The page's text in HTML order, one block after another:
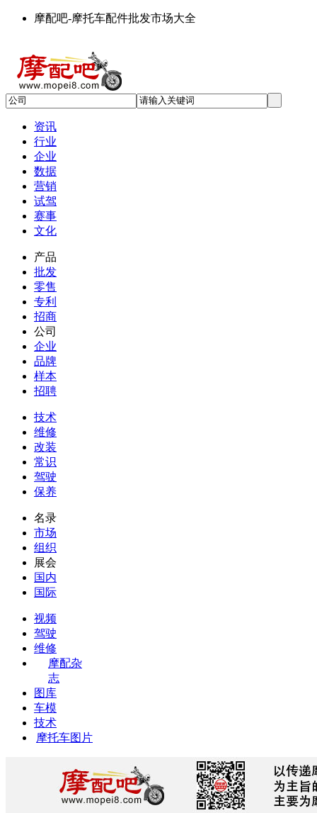
摩配吧-摩托车配件批发市场大全
资讯
行业
企业
数据
营销
试驾
赛事
文化
产品
批发
零售
专利
招商
公司
企业
品牌
样本
招聘
技术
维修
改装
常识
驾驶
保养
名录
市场
组织
展会
国内
国际
视频
驾驶
维修
摩配杂
志
图库
车模
技术
摩托车图片